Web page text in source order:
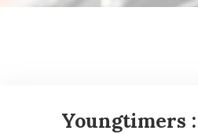
Youngtimers :